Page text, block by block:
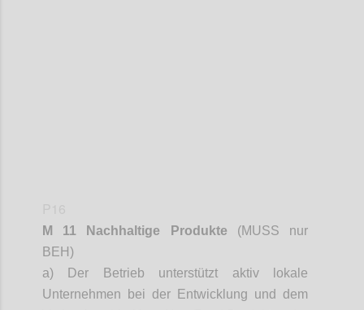
M 11 Nachhaltige Produkte (MUSS nur
BEH)
a) Der Betrieb unterstützt aktiv lokale
Unternehmen bei der Entwicklung und dem